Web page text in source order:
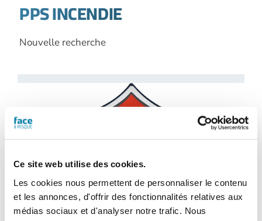
Ce site web utilise des cookies.
Les cookies nous permettent de personnaliser le contenu
et les annonces, d'offrir des fonctionnalités relatives aux
médias sociaux et d'analyser notre trafic. Nous
PPS INCENDIE
Nouvelle recherche